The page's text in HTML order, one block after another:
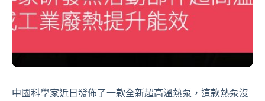
中國科學家近日發佈了一款全新超高溫熱泵，這款熱泵沒